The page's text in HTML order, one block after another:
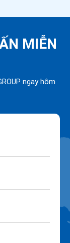
MIỄN
ngay hôm